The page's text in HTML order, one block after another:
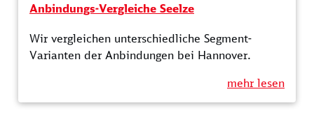
Anbindungs-Vergleiche Seelze
Wir vergleichen unterschiedliche Segment-
Varianten der Anbindungen bei Hannover.
mehr lesen